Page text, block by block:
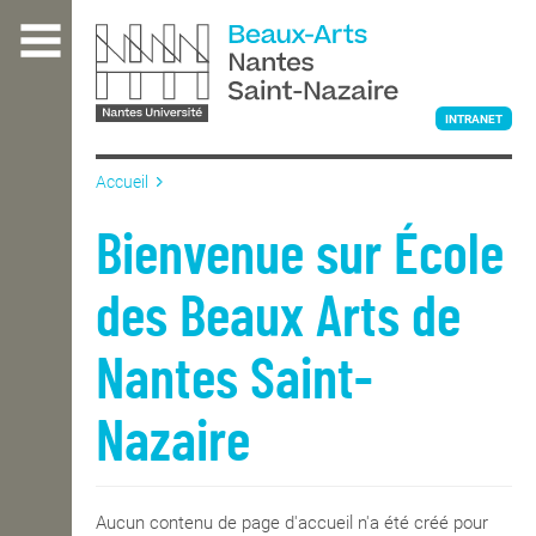
contenu
L'ÉCOLE
ENSEIGNEMENT
INTERNATIONAL
INTRANET
Accueil
Bienvenue sur École
des Beaux Arts de
Nantes Saint-
Nazaire
Aucun contenu de page d'accueil n'a été créé pour